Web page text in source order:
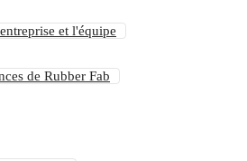
et l'équipe
de Rubber Fab